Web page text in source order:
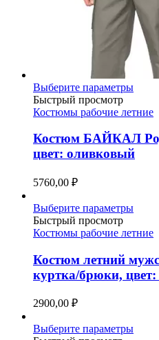
Выберите параметрыЭтот
имеет
можно
Быстрый просмотр
Костюмы рабочие летние
Костюм БАЙКАЛ
цвет: оливковый
5760,00 ₽
Выберите параметрыЭтот
имеет
Быстрый просмотр
Костюмы рабочие летние
Костюм летний
куртка/брюки,
2900,00 ₽
Выберите параметрыЭтот